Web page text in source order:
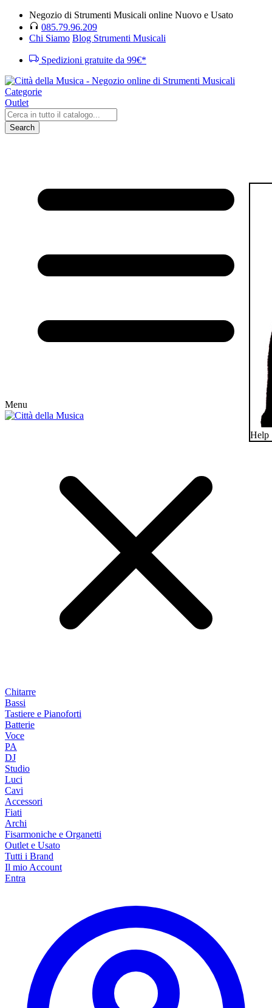
Negozio di Strumenti Musicali online Nuovo e Usato
085.79.96.209
Chi Siamo Blog Strumenti Musicali
Spedizioni gratuite da 99€*
Categorie
Outlet
Search
Menu
Chitarre
Bassi
Tastiere e Pianoforti
Batterie
Voce
PA
DJ
Studio
Luci
Cavi
Accessori
Fiati
Archi
Fisarmoniche e Organetti
Outlet e Usato
Tutti i Brand
Il mio Account
Entra
Help